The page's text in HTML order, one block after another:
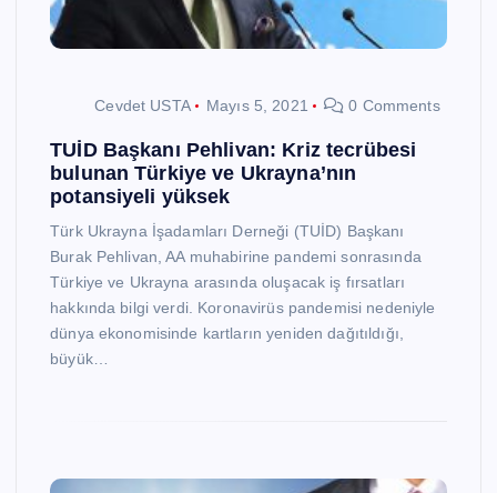
Cevdet USTA Mayıs 5, 2021 0 Comments
TUİD Başkanı Pehlivan: Kriz tecrübesi
bulunan Türkiye ve Ukrayna’nın
potansiyeli yüksek
Türk Ukrayna İşadamları Derneği (TUİD) Başkanı
Burak Pehlivan, AA muhabirine pandemi sonrasında
Türkiye ve Ukrayna arasında oluşacak iş fırsatları
hakkında bilgi verdi. Koronavirüs pandemisi nedeniyle
dünya ekonomisinde kartların yeniden dağıtıldığı,
büyük…